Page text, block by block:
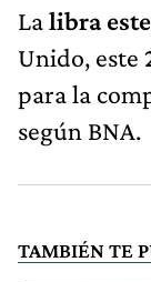
Lalibra
Unido, este
para la
según BNA.
TAMBIÉN TE